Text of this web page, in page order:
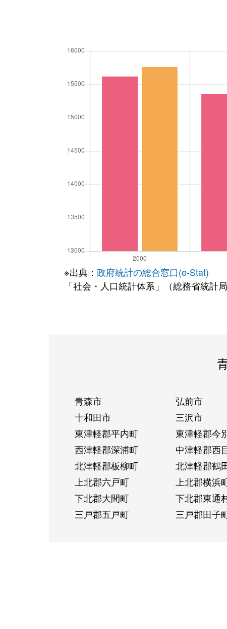
※出典： 政府統計の総合窓口(e-Stat)
「社会・人口統計体系」（総務省統計
青森市 弘前市
十和田市
三沢市
東津軽郡平内町
東津軽郡今
西津軽郡深浦町
中津軽郡西
北津軽郡板柳町
北津軽郡鶴
上北郡六戸町
上北郡横浜
下北郡大間町
下北郡東通
三戸郡五戸町
三戸郡田子